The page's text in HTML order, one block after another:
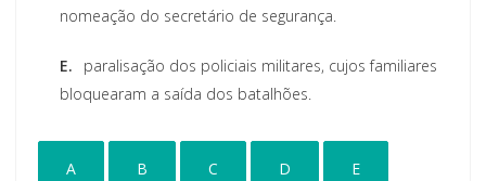
nomeação do secretário de segurança.
E.
paralisação dos policiais militares, cujos familiares
bloquearam a saída dos batalhões.
A B C D E